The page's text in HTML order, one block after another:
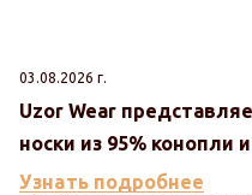
03.08.2026 г.
Uzor Wear
носки из 95% конопли
Узнать подробнее